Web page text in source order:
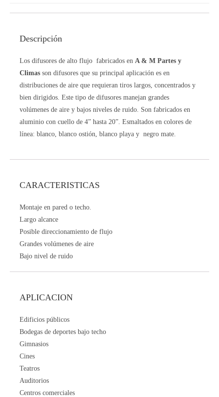
Descripción
Los difusores de alto flujo fabricados en A & M Partes y
Climas son difusores que su principal aplicación es en
distribuciones de aire que requieran tiros largos, concentrados y
bien dirigidos. Este tipo de difusores manejan grandes
volúmenes de aire y bajos niveles de ruido. Son fabricados en
aluminio con cuello de 4” hasta 20”. Esmaltados en colores de
línea: blanco, blanco ostión, blanco playa y negro mate.
CARACTERISTICAS
Montaje en pared o techo.
Largo alcance
Posible direccionamiento de flujo
Grandes volúmenes de aire
Bajo nivel de ruido
APLICACION
Edificios públicos
Bodegas de deportes bajo techo
Gimnasios
Cines
Teatros
Auditorios
Centros comerciales